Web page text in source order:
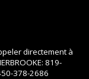
directement à
819-
378-2686